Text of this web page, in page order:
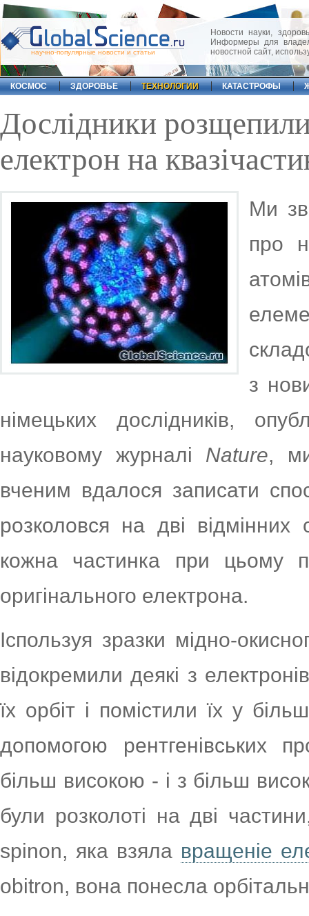
научно-популярные новости и статьи
Новости науки,
Информеры для
новостной сайт,
КОСМОС ЗДОРОВЬЕ ТЕХНОЛОГИИ КАТАСТРОФЫ
Дослідники
електрон на
Ми
про
з
німецьких дослідників,
науковому журналі Nature,
вченим вдалося записати
розколовся на дві відмінних
кожна частинка при цьому
оригінального електрона.
Іспользуя зразки мідно-
відокремили деякі з
їх орбіт і помістили їх у
допомогою рентгенівських
більш високою - і з більш
були розколоті на дві
spinon, яка взяла вращеніе
obitron, вона понесла